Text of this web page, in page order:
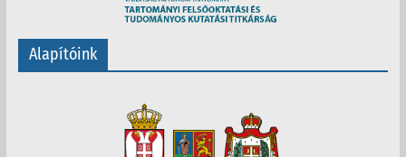
Alapítóink